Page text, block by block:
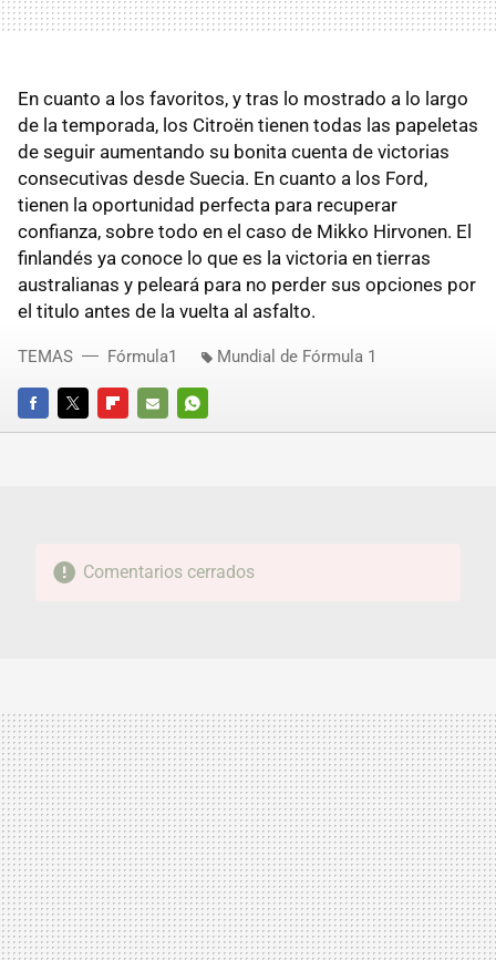
En cuanto a los favoritos, y tras lo mostrado a lo largo
de la temporada, los Citroën tienen todas las papeletas
de seguir aumentando su bonita cuenta de victorias
consecutivas desde Suecia. En cuanto a los Ford,
tienen la oportunidad perfecta para recuperar
confianza, sobre todo en el caso de Mikko Hirvonen. El
finlandés ya conoce lo que es la victoria en tierras
australianas y peleará para no perder sus opciones por
el titulo antes de la vuelta al asfalto.
FACEBOOKTWITTERFLIPBOARD
E-
WHATSAPP
TEMAS Fórmula1 Mundial de Fórmula 1
Comentarios cerrados